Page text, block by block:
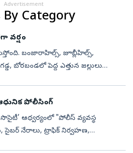
Advertisement
By Category
వర్షం
బంజారాహిల్స్‌, జూబ్లీహిల్స్‌,
బోరబండలో పెద్ద ఎత్తున జల్లులు
పోలీసింగ్‌
సొసైటీ’ ఆధ్వర్యంలో "పోలీస్ వ్యవస్థ
సైబర్ నేరాలు, ట్రాఫిక్ నిర్వహణ,